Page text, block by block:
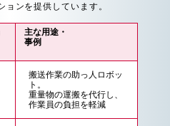
ンを提供しています。
主な用途・
事例
搬送作業の助っ人ロボッ
ト。
重量物の運搬を代行し、
作業員の負担を軽減